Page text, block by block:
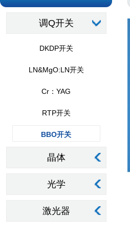
调Q开关
DKDP开关
LN&MgO:LN开关
Cr：YAG
RTP开关
BBO开关
晶体
光学
激光器